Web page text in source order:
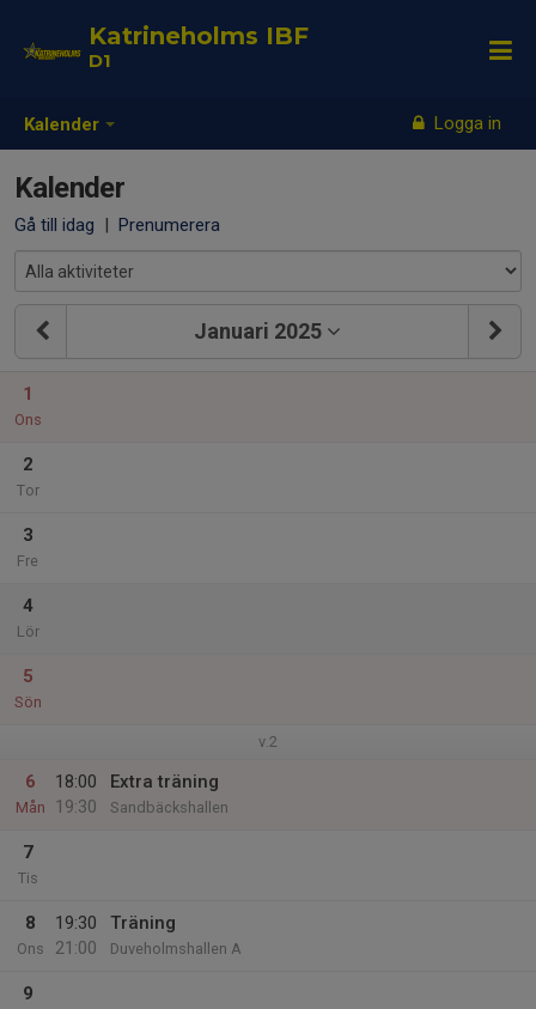
Kalender Logga in
Katrineholms IBF
D1
Kalender
Gå till idag | Prenumerera
Januari 2025
1
Ons
2
Tor
3
Fre
4
Lör
5
Sön
v.2
6
Mån
18:00
19:30
Extra träning
Sandbäckshallen
7
Tis
8
Ons
19:30
21:00
Träning
Duveholmshallen A
9